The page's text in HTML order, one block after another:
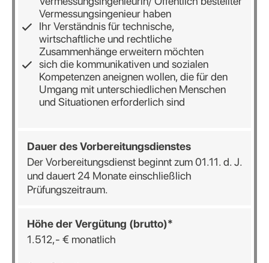
Vermessungsingenieur haben
Ihr Verständnis für technische,
wirtschaftliche und rechtliche
Zusammenhänge erweitern möchten
sich die kommunikativen und sozialen
Kompetenzen aneignen wollen, die für den
Umgang mit unterschiedlichen Menschen
und Situationen erforderlich sind
DauerdesVorbereitungsdienstes
Der Vorbereitungsdienst beginnt zum 01.11. d. J.
und dauert 24 Monate einschließlich
Prüfungszeitraum.
HöhederVergütung (brutto)*
1.512,- € monatlich